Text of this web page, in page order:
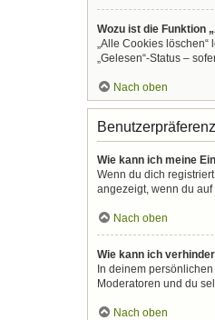
Wozu ist die Funktion
„Alle Cookies
„Gelesen“-Status –
Nach oben
Wie kann ich meine
Wenn du dich
angezeigt, wenn du
Nach oben
Wie kann ich
In deinem
Moderatoren und du
Nach oben